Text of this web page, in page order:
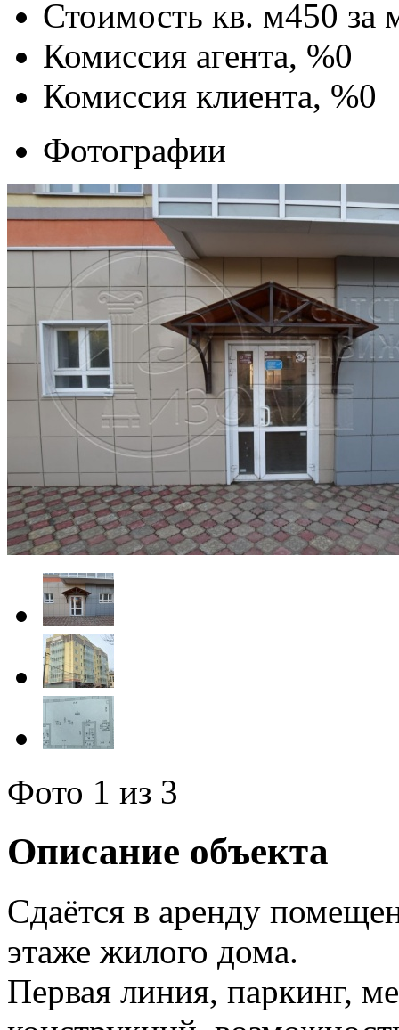
Стоимость кв. м450 за
Комиссия агента, %0
Комиссия клиента, %0
Фотографии
Фото 1 из 3
Описание объекта
Сдаётся в аренду
этаже жилого дома.
Первая линия, паркинг,